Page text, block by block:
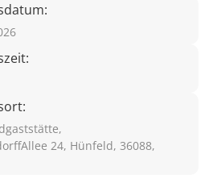
24, Hünfeld, 36088,